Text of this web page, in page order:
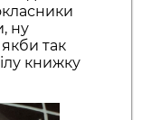
ну
так
книжку